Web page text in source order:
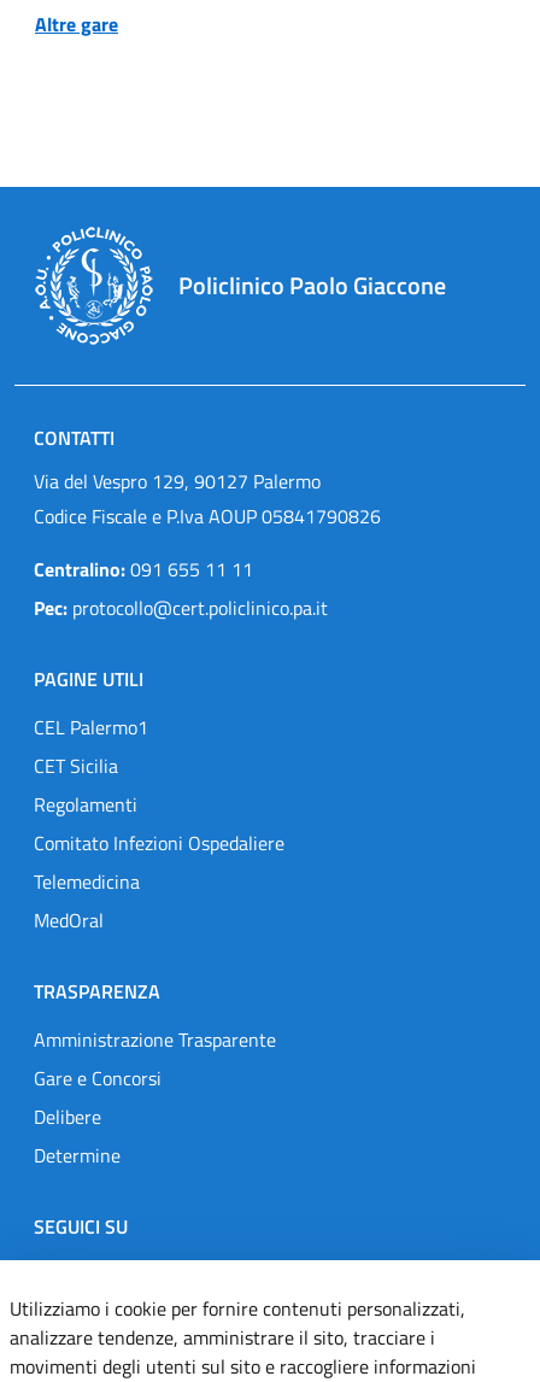
Altre gare
Policlinico Paolo Giaccone
CONTATTI
Via del Vespro 129, 90127 Palermo
Codice Fiscale e P.Iva AOUP 05841790826
Centralino:091 655 11 11
Pec: protocollo@cert.policlinico.pa.it
PAGINE UTILI
CEL Palermo1
CET Sicilia
Regolamenti
Comitato Infezioni Ospedaliere
Telemedicina
MedOral
TRASPARENZA
Amministrazione Trasparente
Gare e Concorsi
Delibere
Determine
SEGUICI SU
Designers Italia
TwitterInstagramYoutubeLinkedin
Utilizziamo i cookie per fornire contenuti personalizzati,
analizzare tendenze, amministrare il sito, tracciare i
movimenti degli utenti sul sito e raccogliere informazioni